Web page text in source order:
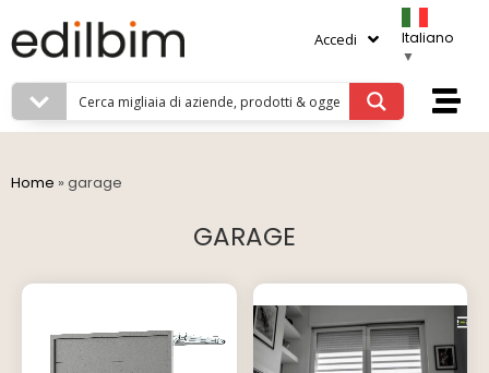
Accedi
Italiano
▼
Home » garage
GARAGE